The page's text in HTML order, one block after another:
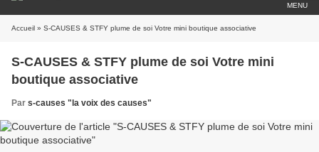
MENU
Accueil » S-CAUSES & STFY plume de soi Votre mini boutique associative
S-CAUSES & STFY plume de soi Votre mini
boutique associative
Par s-causes "la voix des causes"